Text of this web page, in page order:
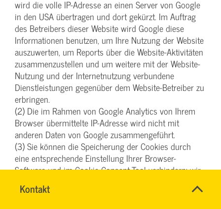
Kontakt
Name*
wird die volle IP-Adresse an einen Server von Google
in den USA übertragen und dort gekürzt. Im Auftrag
des Betreibers dieser Website wird Google diese
Informationen benutzen, um Ihre Nutzung der Website
auszuwerten, um Reports über die Website-Aktivitäten
zusammenzustellen und um weitere mit der Website-
Nutzung und der Internetnutzung verbundene
Dienstleistungen gegenüber dem Website-Betreiber zu
erbringen.
(2) Die im Rahmen von Google Analytics von Ihrem
Browser übermittelte IP-Adresse wird nicht mit
anderen Daten von Google zusammengeführt.
(3) Sie können die Speicherung der Cookies durch
eine entsprechende Einstellung Ihrer Browser-
Software und im Cookie-Consent-Tool verhindern; wir
gegebenenfalls nicht sämtliche Funktionen dieser